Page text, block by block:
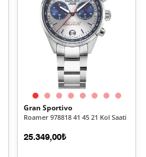
Gran Sportivo
Roamer 978818 41 45 21 Kol Saati
25.349,00₺